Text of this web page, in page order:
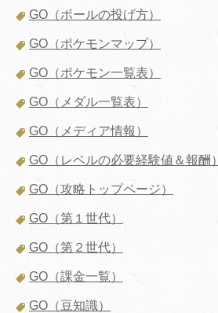
GO（ボールの投げ方）
GO（ポケモンマップ）
GO（ポケモン一覧表）
GO（メダル一覧表）
GO（メディア情報）
GO（レベルの必要経験値＆報酬）
GO（攻略トップページ）
GO（第１世代）
GO（第２世代）
GO（課金一覧）
GO（豆知識）